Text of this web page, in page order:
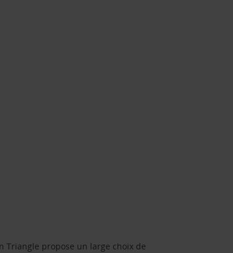
Triangle propose un large choix de